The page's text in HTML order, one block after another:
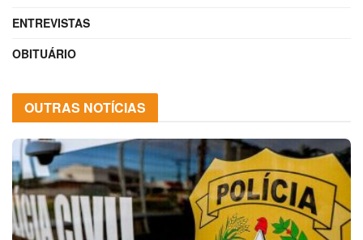
ENTREVISTAS
OBITUÁRIO
OUTRAS NOTÍCIAS